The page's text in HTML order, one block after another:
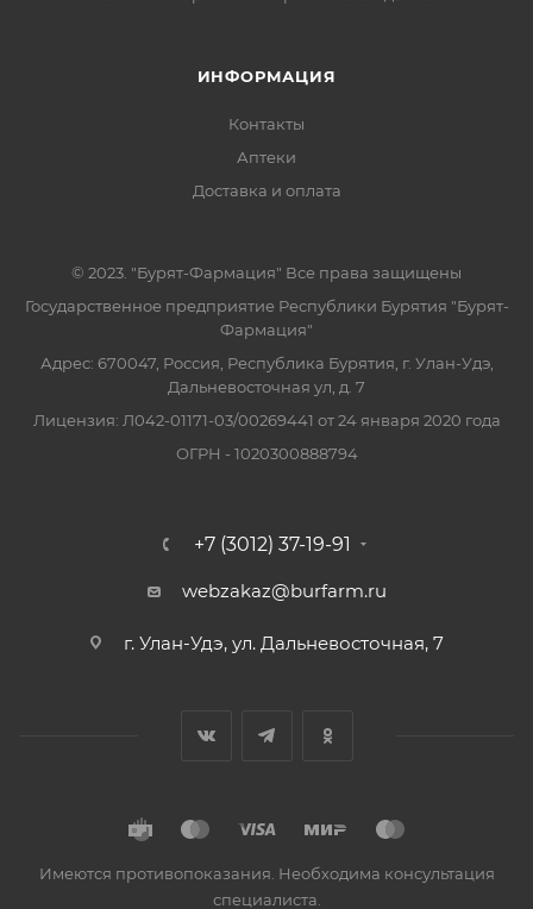
ИНФОРМАЦИЯ
Контакты
Аптеки
Доставка и оплата
© 2023. "Бурят-Фармация" Все права защищены
Государственное предприятие Республики Бурятия "Бурят-
Фармация"
Адрес: 670047, Россия, Республика Бурятия, г. Улан-Удэ,
Дальневосточная ул, д. 7
Лицензия: Л042-01171-03/00269441 от 24 января 2020 года
ОГРН - 1020300888794
+7 (3012) 37-19-91
webzakaz@burfarm.ru
г. Улан-Удэ, ул. Дальневосточная, 7
Имеются противопоказания. Необходима консультация
специалиста.